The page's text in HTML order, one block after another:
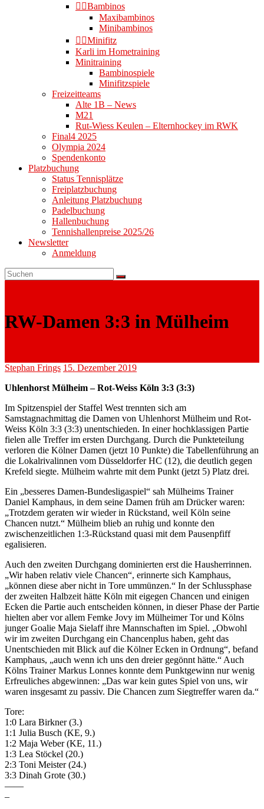
👉🏻Bambinos
Maxibambinos
Minibambinos
👉🏻Minifitz
Karli im Hometraining
Minitraining
Bambinospiele
Minifitzspiele
Freizeitteams
Alte 1B – News
M21
Rut-Wiess Keulen – Elternhockey im RWK
Final4 2025
Olympia 2024
Spendenkonto
Platzbuchung
Status Tennisplätze
Freiplatzbuchung
Anleitung Platzbuchung
Padelbuchung
Hallenbuchung
Tennishallenpreise 2025/26
Newsletter
Anmeldung
RW-Damen 3:3 in Mülheim
Stephan Frings 15. Dezember 2019
Uhlenhorst Mülheim – Rot-Weiss Köln 3:3 (3:3)
Im Spitzenspiel der Staffel West trennten sich am
Samstagnachmittag die Damen von Uhlenhorst Mülheim und Rot-
Weiss Köln 3:3 (3:3) unentschieden. In einer hochklassigen Partie
fielen alle Treffer im ersten Durchgang. Durch die Punkteteilung
verloren die Kölner Damen (jetzt 10 Punkte) die Tabellenführung an
die Lokalrivalinnen vom Düsseldorfer HC (12), die deutlich gegen
Krefeld siegte. Mülheim wahrte mit dem Punkt (jetzt 5) Platz drei.
Ein „besseres Damen-Bundesligaspiel“ sah Mülheims Trainer
Daniel Kamphaus, in dem seine Damen früh am Drücker waren:
„Trotzdem geraten wir wieder in Rückstand, weil Köln seine
Chancen nutzt.“ Mülheim blieb an ruhig und konnte den
zwischenzeitlichen 1:3-Rückstand quasi mit dem Pausenpfiff
egalisieren.
Auch den zweiten Durchgang dominierten erst die Hausherrinnen.
„Wir haben relativ viele Chancen“, erinnerte sich Kamphaus,
„können diese aber nicht in Tore ummünzen.“ In der Schlussphase
der zweiten Halbzeit hätte Köln mit eigegen Chancen und einigen
Ecken die Partie auch entscheiden können, in dieser Phase der Partie
hielten aber vor allem Femke Jovy im Mülheimer Tor und Kölns
junger Goalie Maja Sielaff ihre Mannschaften im Spiel. „Obwohl
wir im zweiten Durchgang ein Chancenplus haben, geht das
Unentschieden mit Blick auf die Kölner Ecken in Ordnung“, befand
Kamphaus, „auch wenn ich uns den dreier gegönnt hätte.“ Auch
Kölns Trainer Markus Lonnes konnte dem Punktgewinn nur wenig
Erfreuliches abgewinnen: „Das war kein gutes Spiel von uns, wir
waren insgesamt zu passiv. Die Chancen zum Siegtreffer waren da.“
Tore:
1:0 Lara Birkner (3.)
1:1 Julia Busch (KE, 9.)
1:2 Maja Weber (KE, 11.)
1:3 Lea Stöckel (20.)
2:3 Toni Meister (24.)
3:3 Dinah Grote (30.)
——
–